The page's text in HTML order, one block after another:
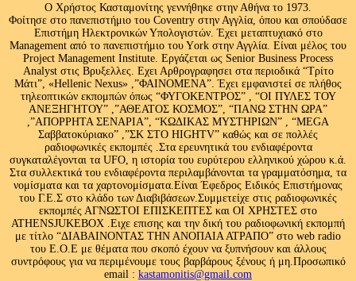
Ο Χρήστος Κασταμονίτης γεννήθηκε στην Αθήνα το 1973.
Φοίτησε στο πανεπιστήμιο του Coventry στην Αγγλία, όπου και σπούδασε
Επιστήμη Ηλεκτρονικών Υπολογιστών. Έχει μεταπτυχιακό στο
Management από το πανεπιστήμιο του Υork στην Αγγλία. Είναι μέλος του
Project Management Institute. Εργάζεται ως Senior Business Process
Analyst στις Βρυξελλες. Εχει Αρθρογραφησει στα περιοδικά “Τρίτο
Μάτι”, «Hellenic Nexus» ,”ΦΑΙΝΟΜΕΝΑ”. Έχει εμφανιστεί σε πλήθος
τηλεοπτικών εκπομπών όπως “ΦΥΓΟΚΕΝΤΡΟΣ” , “ΟΙ ΠΥΛΕΣ ΤΟΥ
ΑΝΕΞΗΓΗΤΟΥ” ,”ΑΘΕΑΤΟΣ ΚΟΣΜΟΣ”, “ΠΑΝΩ ΣΤΗΝ ΩΡΑ”
,”ΑΠΟΡΡΗΤΑ ΣΕΝΑΡΙΑ”, “ΚΩΔΙΚΑΣ ΜΥΣΤΗΡΙΩΝ” , “MEGA
Σαββατοκύριακο” ,”ΣΚ ΣΤΟ HIGHTV” καθώς και σε πολλές
ραδιοφωνικές εκπομπές .Στα ερευνητικά του ενδιαφέροντα
συγκαταλέγονται τα UFO, η ιστορία του ευρύτερου ελληνικού χώρου κ.ά.
Στα συλλεκτικά του ενδιαφέροντα περιλαμβάνονται τα γραμματόσημα, τα
νομίσματα και τα χαρτονομίσματα.Είναι Έφεδρος Ειδικός Επιστήμονας
του Γ.Ε.Σ στο κλάδο των Διαβιβάσεων.Συμμετείχε στις ραδιοφωνικές
εκπομπές ΑΓΝΩΣΤΟΙ ΕΠΙΣΚΕΠΤΕΣ και ΟΙ ΧΡΗΣΤΕΣ στο
ATHENSJUKEBOX .Ειχε επισης και την δική του ραδιοφωνική εκπομπή
με τίτλο “ΔΙΑΒΑΙΝΟΝΤΑΣ ΤΗΝ ΑΝΟΠΑΙΑ ΑΤΡΑΠΟ” στο web radio
του Ε.Ο.Ε με θέματα που σκοπό έχουν να ξυπνήσουν και άλλους
συντρόφους για να περιμένουμε τους βαρβάρους ξένους ή μη.Προσωπικό
email : kastamonitis@gmail.com